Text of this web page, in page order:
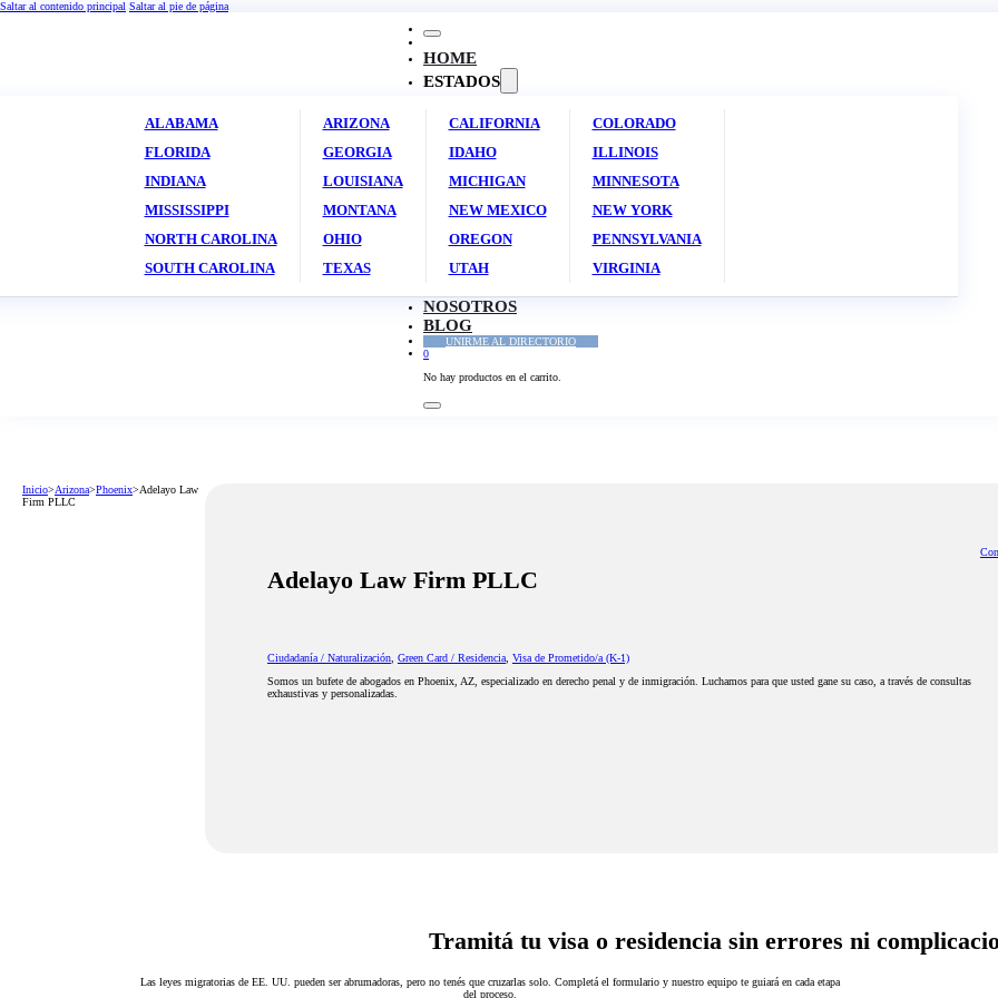
Saltar al contenido principal Saltar al pie de página
HOME
ESTADOS
ALABAMA ARIZONA CALIFORNIA
COLORADO
FLORIDA
GEORGIA IDAHO
ILLINOIS
INDIANA
LOUISIANA MICHIGAN
MINNESOTA
MISSISSIPPI
MONTANA NEW MEXICO
NEW YORK
NORTH CAROLINA
OHIO OREGON
PENNSYLVANIA
SOUTH CAROLINA
TEXAS UTAH VIRGINIA
NOSOTROS
BLOG
UNIRME AL DIRECTORIO
0
No hay productos en el carrito.
Inicio>Arizona>Phoenix>Adelayo Law
Firm PLLC
Adelayo Law Firm PLLC
Ciudadanía / Naturalización, Green Card / Residencia, Visa de Prometido/a (K-1)
Somos un bufete de abogados en Phoenix, AZ, especializado en derecho penal y de inmigración. Luchamos para que usted gane su caso, a través de consultas
exhaustivas y personalizadas.
Tramitá tu visa o residencia sin errores ni
Las leyes migratorias de EE. UU. pueden ser abrumadoras, pero no tenés que cruzarlas solo. Completá el formulario y nuestro equipo te guiará en cada etapa
del proceso.